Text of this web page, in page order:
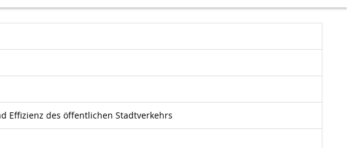
Effizienz des öffentlichen Stadtverkehrs